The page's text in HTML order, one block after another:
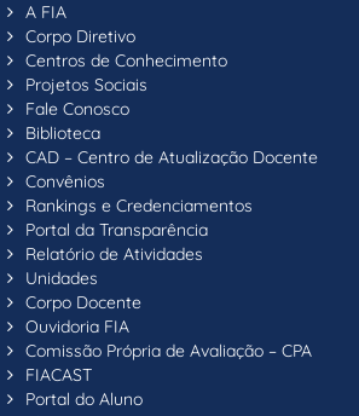
A FIA
Corpo Diretivo
Centros de Conhecimento
Projetos Sociais
Fale Conosco
Biblioteca
CAD – Centro de Atualização Docente
Convênios
Rankings e Credenciamentos
Portal da Transparência
Relatório de Atividades
Unidades
Corpo Docente
Ouvidoria FIA
Comissão Própria de Avaliação – CPA
FIACAST
Portal do Aluno